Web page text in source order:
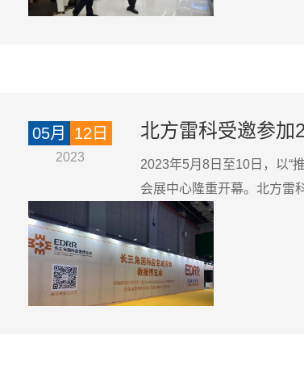
05月 12日
2023
北方雷科受邀参加
2023年5月8日至10日，以“
会展中心隆重开幕。北方雷